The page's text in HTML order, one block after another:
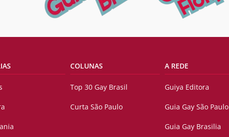
COLUNAS
Top 30 Gay Brasil
Curta São Paulo
A REDE
Guiya Editora
Guia Gay São Paulo
Guia Gay Brasilia